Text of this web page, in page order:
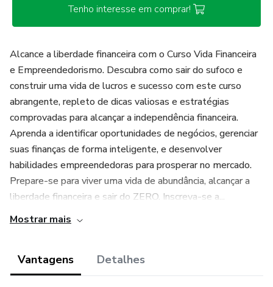
Tenho interesse em comprar!
Alcance a liberdade financeira com o Curso Vida Financeira
e Empreendedorismo. Descubra como sair do sufoco e
construir uma vida de lucros e sucesso com este curso
abrangente, repleto de dicas valiosas e estratégias
comprovadas para alcançar a independência financeira.
Aprenda a identificar oportunidades de negócios, gerenciar
suas finanças de forma inteligente, e desenvolver
habilidades empreendedoras para prosperar no mercado.
Prepare-se para viver uma vida de abundância, alcançar a
liberdade financeira e sair do ZERO. Inscreva-se a...
Mostrar mais
Vantagens Detalhes